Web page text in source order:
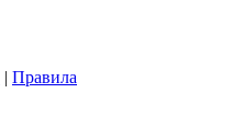
| Правила